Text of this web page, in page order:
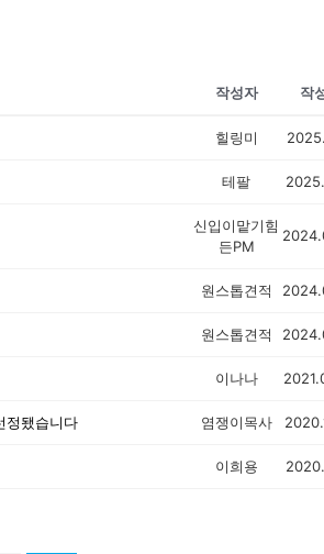
작성자 작
힐링미
테팔
신입이맡기힘
든PM
원스톱견적
원스톱견적
이나나
정됐습니다 염쟁이목사
이희용